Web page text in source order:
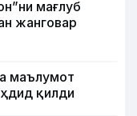
мағлуб
жанговар
маълумот
қилди